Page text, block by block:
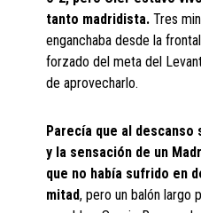
tanto madridista. Tres
enganchaba desde la
forzado del meta del
de aprovecharlo.
Parecía que al
y la sensación de un
que no había sufrido en
mitad, pero un balón largo